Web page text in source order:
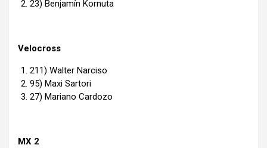
23) Benjamín Kornuta
Velocross
211) Walter Narciso
95) Maxi Sartori
27) Mariano Cardozo
MX 2